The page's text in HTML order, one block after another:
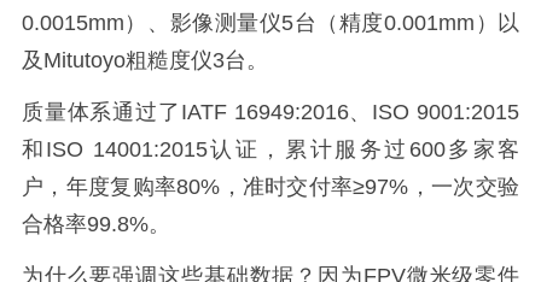
0.0015mm）、影像测量仪5台（精度0.001mm）以
及Mitutoyo粗糙度仪3台。
质量体系通过了IATF 16949:2016、ISO 9001:2015
和ISO 14001:2015认证，累计服务过600多家客
户，年度复购率80%，准时交付率≥97%，一次交验
合格率99.8%。
为什么要强调这些基础数据？因为FPV微米级零件